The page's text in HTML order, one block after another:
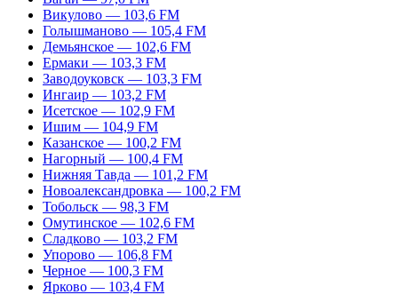
Викулово — 103,6 FM
Голышманово — 105,4 FM
Демьянское — 102,6 FM
Ермаки — 103,3 FM
Заводоуковск — 103,3 FM
Ингаир — 103,2 FM
Исетское — 102,9 FM
Ишим — 104,9 FM
Казанское — 100,2 FM
Нагорный — 100,4 FM
Нижняя Тавда — 101,2 FM
Новоалександровка — 100,2 FM
Тобольск — 98,3 FM
Омутинское — 102,6 FM
Сладково — 103,2 FM
Упорово — 106,8 FM
Черное — 100,3 FM
Ярково — 103,4 FM